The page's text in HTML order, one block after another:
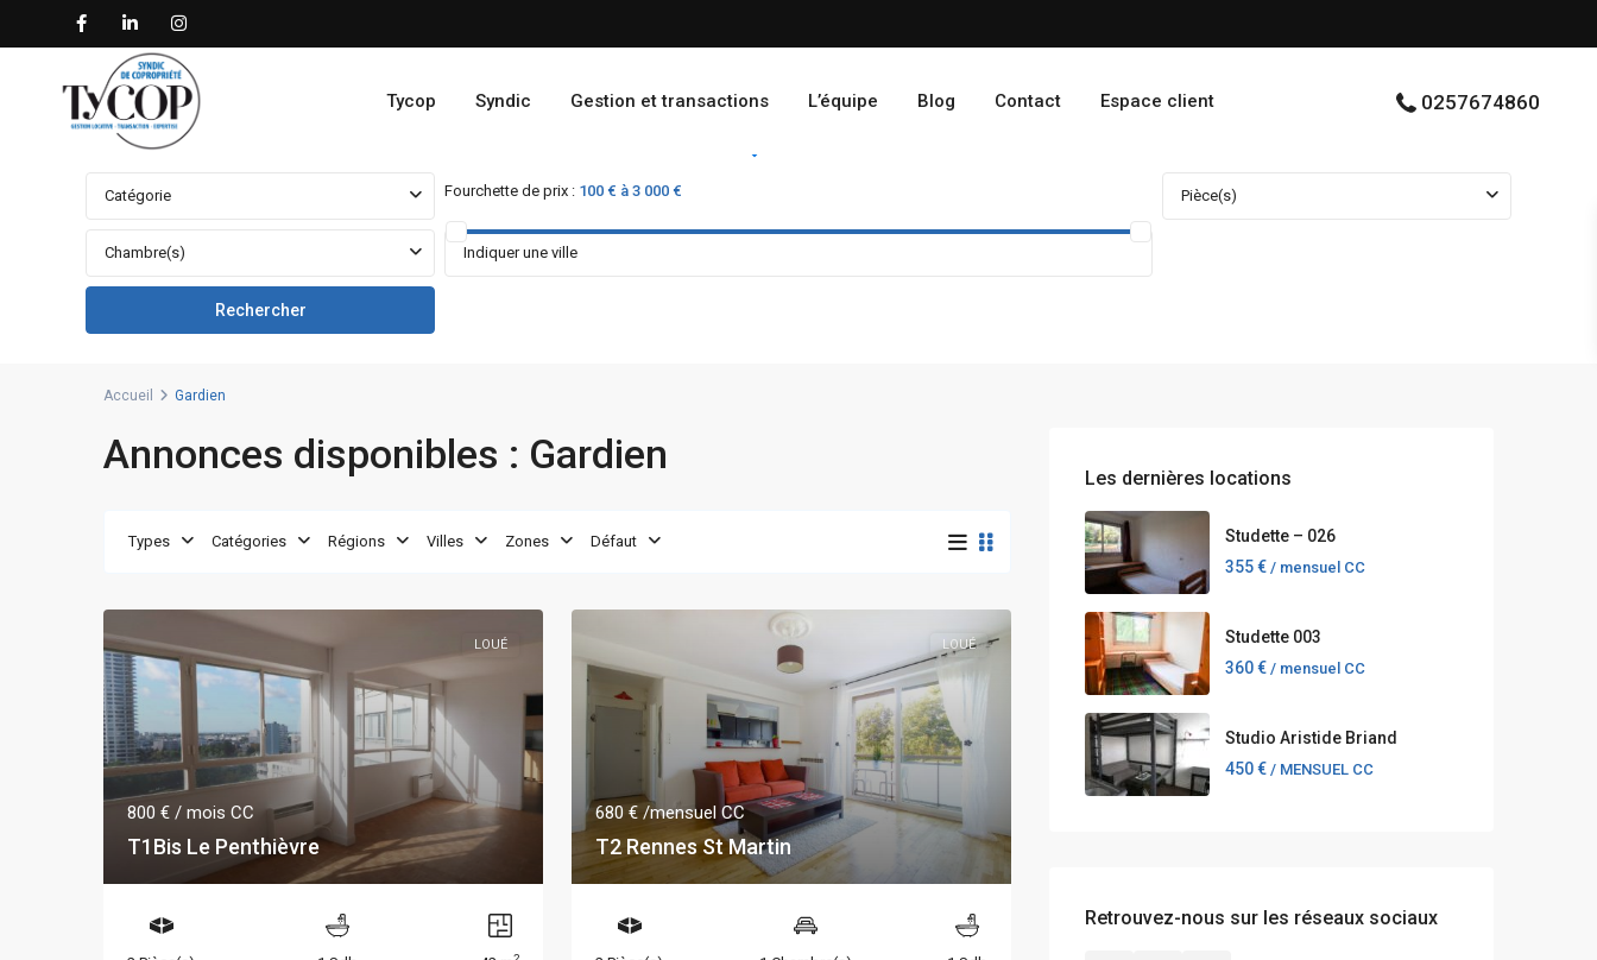
Tycop Syndic Gestion et transactions L’équipe Blog Contact Espace client 0257674860
Catégorie Fourchette de prix : 100 € à 3 000 € Pièce(s)
Chambre(s)
Accueil Gardien
Annonces disponibles : Gardien
Types Catégories Régions Villes Zones Défaut
LOUÉ
800 € / mois CC
T1Bis Le Penthièvre
LOUÉ
680 € /mensuel CC
T2 Rennes St Martin
Les dernières locations
Studette – 026
355 € / mensuel CC
Studette 003
360 € / mensuel CC
Studio Aristide Briand
450 € / MENSUEL CC
Retrouvez-nous sur les réseaux sociaux